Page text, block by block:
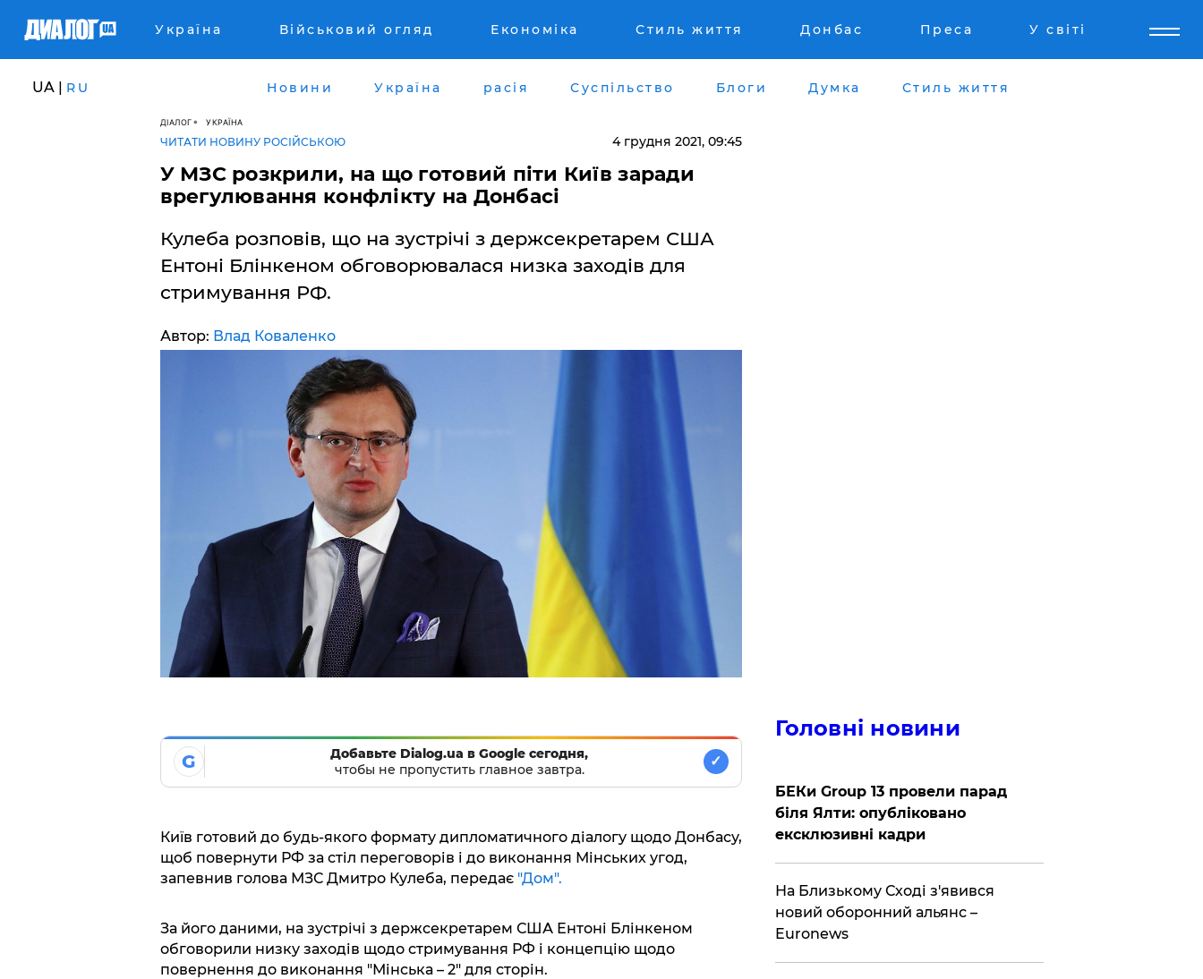
Україна Військовий огляд Економіка Стиль життя Донбас Преса У світі
UA | RU Новини Україна расія Суспільство Блоги Думка Стиль життя
ДІАЛОГ УКРАЇНА
ЧИТАТИ НОВИНУ РОСІЙСЬКОЮ 4 грудня 2021, 09:45
У МЗС розкрили, на що готовий піти Київ заради
врегулювання конфлікту на Донбасі
Кулеба розповів, що на зустрічі з держсекретарем США
Ентоні Блінкеном обговорювалася низка заходів для
стримування РФ.
Автор: Влад Коваленко
G
Добавьте Dialog.ua в Google сегодня,
чтобы не пропустить главное завтра.
✓
Київ готовий до будь-якого формату дипломатичного діалогу щодо Донбасу,
щоб повернути РФ за стіл переговорів і до виконання Мінських угод,
запевнив голова МЗС Дмитро Кулеба, передає"Дом".
За його даними, на зустрічі з держсекретарем США Ентоні Блінкеном
обговорили низку заходів щодо стримування РФ і концепцію щодо
повернення до виконання "Мінська – 2" для сторін.
Головні новини
БЕКи Group 13 провели парад
біля Ялти: опубліковано
ексклюзивні кадри
На Близькому Сході з'явився
новий оборонний альянс –
Euronews